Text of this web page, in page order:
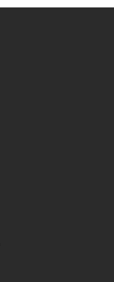
线）